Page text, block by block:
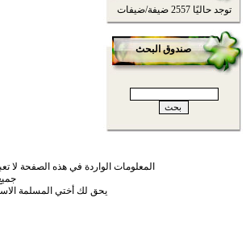
توجد حاليًا 2557 ضيفة/ضيفات
صندوق البحث
المعلومات الواردة في هذه الصفحة لا
يحق لك أختي المسلمة